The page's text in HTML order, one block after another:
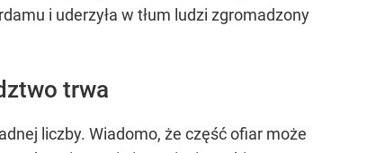
i uderzyła w tłum ludzi zgromadzony
trwa
liczby. Wiadomo, że część ofiar może